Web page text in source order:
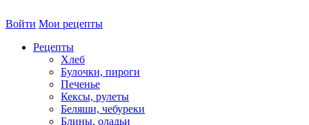
Войти Мои рецепты
Рецепты
Хлеб
Булочки, пироги
Печенье
Кексы, рулеты
Беляши, чебуреки
Блины, оладьи